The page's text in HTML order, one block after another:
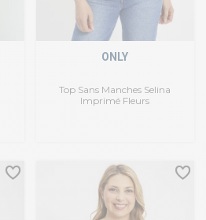
Top Sans Manches Selina
Imprimé Fleurs
ONLY